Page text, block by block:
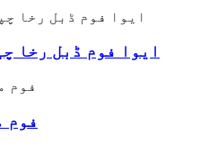
ایوا فوم ڈبل رخا
فوم